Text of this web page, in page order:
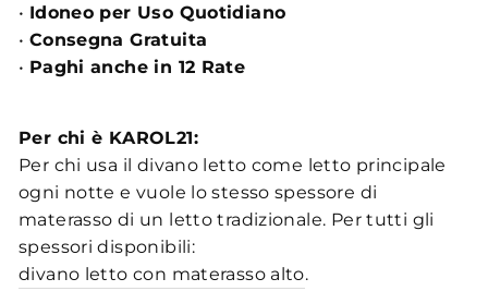
• Idoneo per Uso Quotidiano
• Consegna Gratuita
• Paghi anche in 12 Rate
Per chi è KAROL21:
Per chi usa il divano letto come letto principale
ogni notte e vuole lo stesso spessore di
materasso di un letto tradizionale. Per tutti gli
spessori disponibili:
divano letto con materasso alto.